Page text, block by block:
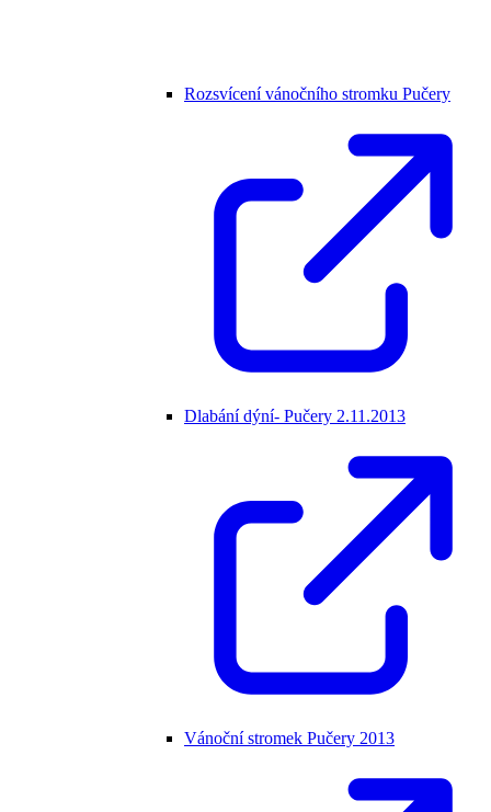
Rozsvícení vánočního stromku Pučery
Dlabání dýní- Pučery 2.11.2013
Vánoční stromek Pučery 2013